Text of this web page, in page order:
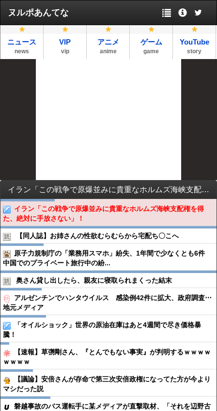
ヌルポあんてな
ニュース
news
VIP
vip
アニメ
anime
ゲーム
game
YouTube
story
イラン「この戦争で原爆並みに貴重なホルムズ海峡支配権を得た、絶対に手放さない」！
イラン「この戦争で原爆並みに貴重なホルムズ海峡支配権を得
た、絶対に手放さない」！
【同人誌】お姉さんの性欲むらむらから宅配ち〇こへ
原子力規制庁の「業務用スマホ」紛失、1年間で少なくとも6件
中国でのプライベート旅行中の紛...
奥さん貸し出したら、親友に寝取られまくった結末
アルゼンチンでハンタウイルス 感染例42件に拡大、政府調査⋯
地元メディア
「オイルショック」世界の原油在庫はあと4週間で尽き価格暴
騰！
【速報】草彅剛さん、『とんでもない事実』が判明するｗｗｗｗ
ｗｗｗｗ
【議論】安倍さんが存命で第三次安倍政権になってた方が今より
マシだった説
磐越事故のバス運転手に某メディアが直撃取材、「それを辺野古